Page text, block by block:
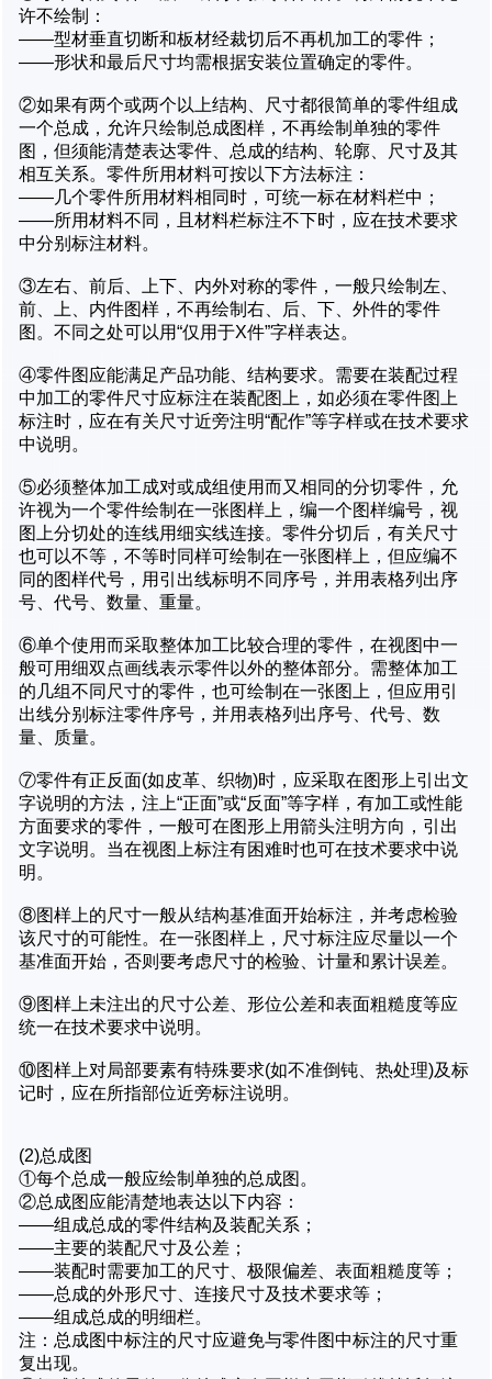
许不绘制：
——型材垂直切断和板材经裁切后不再机加工的零件；
——形状和最后尺寸均需根据安装位置确定的零件。
②如果有两个或两个以上结构、尺寸都很简单的零件组成
一个总成，允许只绘制总成图样，不再绘制单独的零件
图，但须能清楚表达零件、总成的结构、轮廓、尺寸及其
相互关系。零件所用材料可按以下方法标注：
——几个零件所用材料相同时，可统一标在材料栏中；
——所用材料不同，且材料栏标注不下时，应在技术要求
中分别标注材料。
③左右、前后、上下、内外对称的零件，一般只绘制左、
前、上、内件图样，不再绘制右、后、下、外件的零件
图。不同之处可以用“仅用于X件”字样表达。
④零件图应能满足产品功能、结构要求。需要在装配过程
中加工的零件尺寸应标注在装配图上，如必须在零件图上
标注时，应在有关尺寸近旁注明“配作”等字样或在技术要求
中说明。
⑤必须整体加工成对或成组使用而又相同的分切零件，允
许视为一个零件绘制在一张图样上，编一个图样编号，视
图上分切处的连线用细实线连接。零件分切后，有关尺寸
也可以不等，不等时同样可绘制在一张图样上，但应编不
同的图样代号，用引出线标明不同序号，并用表格列出序
号、代号、数量、重量。
⑥单个使用而采取整体加工比较合理的零件，在视图中一
般可用细双点画线表示零件以外的整体部分。需整体加工
的几组不同尺寸的零件，也可绘制在一张图上，但应用引
出线分别标注零件序号，并用表格列出序号、代号、数
量、质量。
⑦零件有正反面(如皮革、织物)时，应采取在图形上引出文
字说明的方法，注上“正面”或“反面”等字样，有加工或性能
方面要求的零件，一般可在图形上用箭头注明方向，引出
文字说明。当在视图上标注有困难时也可在技术要求中说
明。
⑧图样上的尺寸一般从结构基准面开始标注，并考虑检验
该尺寸的可能性。在一张图样上，尺寸标注应尽量以一个
基准面开始，否则要考虑尺寸的检验、计量和累计误差。
⑨图样上未注出的尺寸公差、形位公差和表面粗糙度等应
统一在技术要求中说明。
⑩图样上对局部要素有特殊要求(如不准倒钝、热处理)及标
记时，应在所指部位近旁标注说明。
(2)总成图
①每个总成一般应绘制单独的总成图。
②总成图应能清楚地表达以下内容：
——组成总成的零件结构及装配关系；
——主要的装配尺寸及公差；
——装配时需要加工的尺寸、极限偏差、表面粗糙度等；
——总成的外形尺寸、连接尺寸及技术要求等；
——组成总成的明细栏。
注：总成图中标注的尺寸应避免与零件图中标注的尺寸重
复出现。